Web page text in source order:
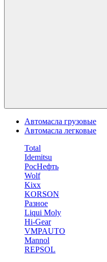
Автомасла грузовые
Автомасла легковые
Total
Idemitsu
РосНефть
Wolf
Kixx
KORSON
Разное
Liqui Moly
Hi-Gear
VMPAUTO
Mannol
REPSOL